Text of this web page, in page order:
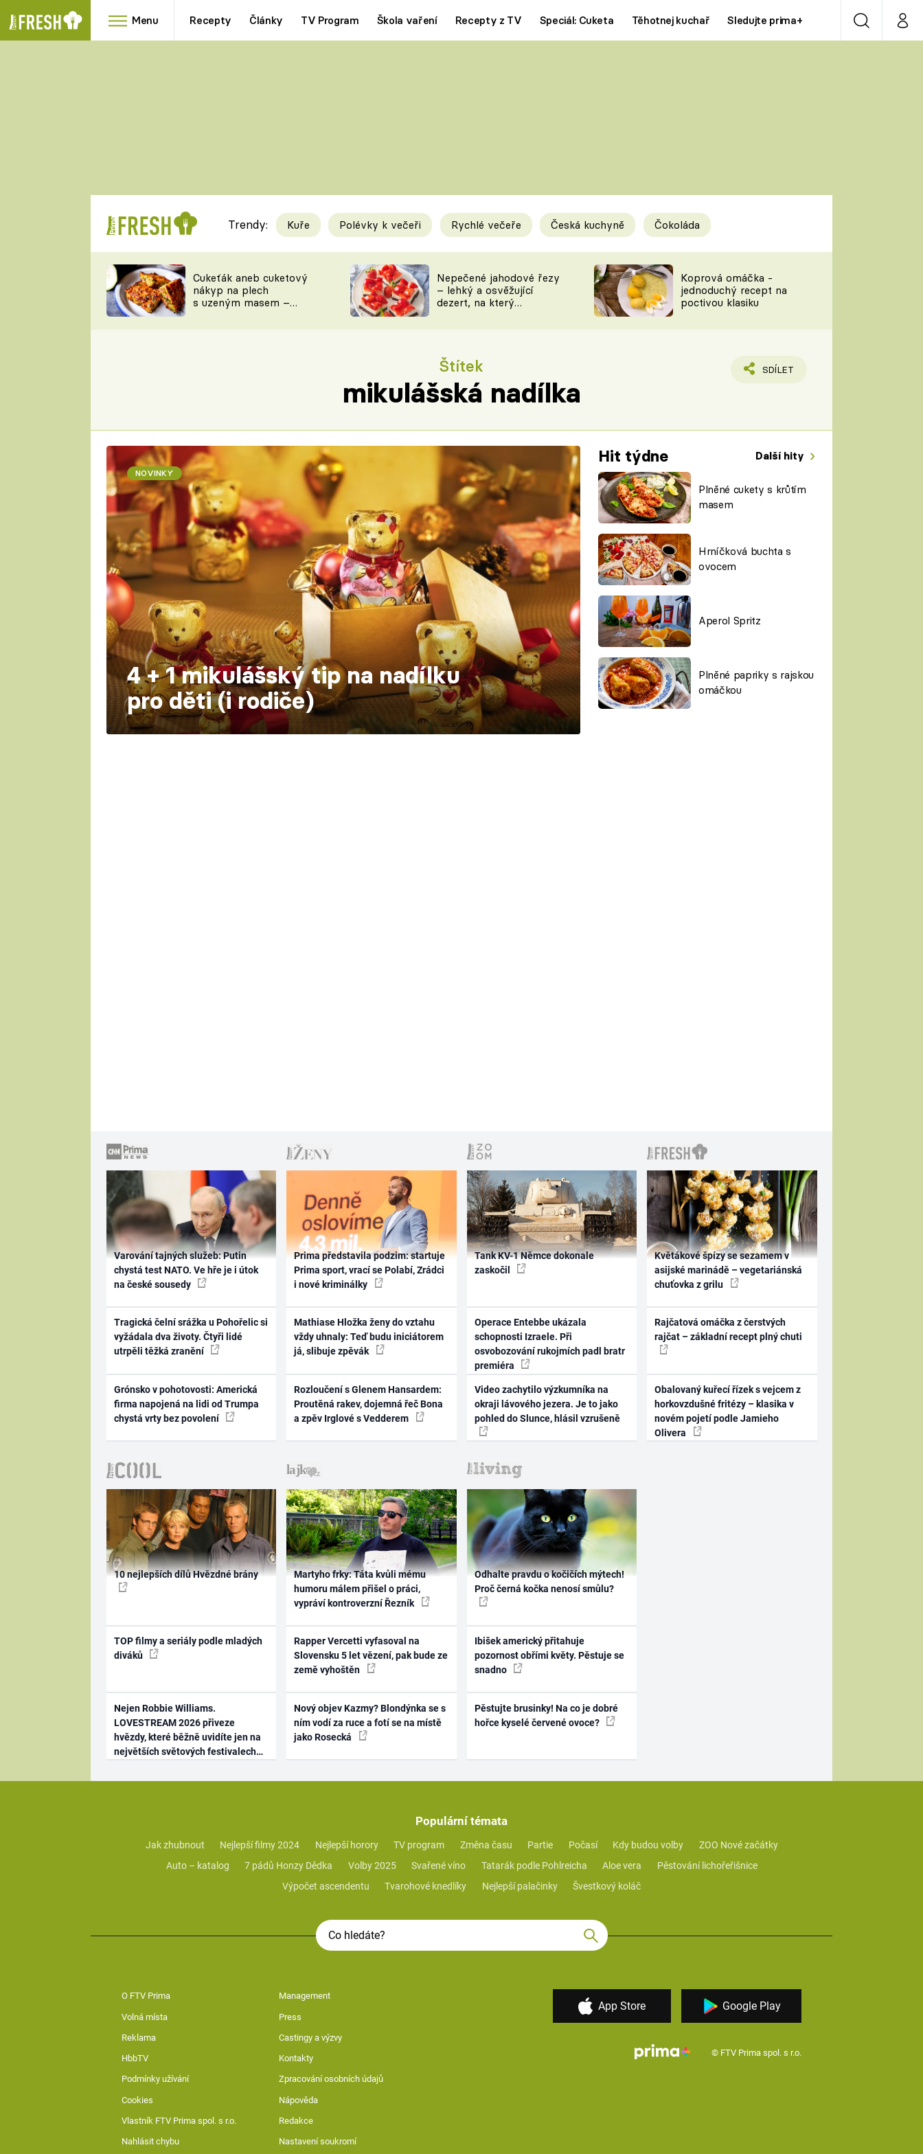
Menu Recepty Články TV Program Škola vaření Recepty z TV Speciál: Cuketa Těhotnej kuchař Sledujte prima+ VyhledáváníMůj
RYCHLOVKY
Videorecepty
TEĎ VAŘÍ ŠÉF!
Tipy a triky
KAM ZA JÍDLEM
NA NÁKUPECH
Novinky
ŠÉFREDAKTORKY
Prima LAJK
Sledujte nás
Trendy: Kuře Polévky k večeři Rychlé večeře Česká kuchyně Čokoláda
Cukeťák aneb cuketový
nákyp na plech
s uzeným masem –
Nepečené jahodové řezy
– lehký a osvěžující
dezert, na který
Koprová omáčka -
jednoduchý recept na
poctivou klasiku
Štítek
mikulášská nadílka
SDÍLET
Hit týdne Další hity
Plněné cukety s krůtím
masem
Hrníčková buchta s
ovocem
Aperol Spritz
Plněné papriky s rajskou
omáčkou
NOVINKY
4 + 1 mikulášský tip na nadílku
pro děti (i rodiče)
Varování tajných služeb: Putin
chystá test NATO. Ve hře je i útok
na české sousedy
Tragická čelní srážka u Pohořelic si
vyžádala dva životy. Čtyři lidé
utrpěli těžká zranění
Grónsko v pohotovosti: Americká
firma napojená na lidi od Trumpa
chystá vrty bez povolení
Prima představila podzim: startuje
Prima sport, vrací se Polabí, Zrádci
i nové kriminálky
Mathiase Hložka ženy do vztahu
vždy uhnaly: Teď budu iniciátorem
já, slibuje zpěvák
Rozloučení s Glenem Hansardem:
Proutěná rakev, dojemná řeč Bona
a zpěv Irglové s Vedderem
Tank KV-1 Němce dokonale
zaskočil
Operace Entebbe ukázala
schopnosti Izraele. Při
osvobozování rukojmích padl bratr
premiéra
Video zachytilo výzkumníka na
okraji lávového jezera. Je to jako
pohled do Slunce, hlásil vzrušeně
Květákové špízy se sezamem v
asijské marinádě – vegetariánská
chuťovka z grilu
Rajčatová omáčka z čerstvých
rajčat – základní recept plný chuti
Obalovaný kuřecí řízek s vejcem z
horkovzdušné fritézy – klasika v
novém pojetí podle Jamieho
Olivera
10 nejlepších dílů Hvězdné brány
TOP filmy a seriály podle mladých
diváků
Nejen Robbie Williams.
LOVESTREAM 2026 přiveze
hvězdy, které běžně uvidíte jen na
největších světových festivalech
Martyho frky: Táta kvůli mému
humoru málem přišel o práci,
vypráví kontroverzní Řezník
Rapper Vercetti vyfasoval na
Slovensku 5 let vězení, pak bude ze
země vyhoštěn
Nový objev Kazmy? Blondýnka se s
ním vodí za ruce a fotí se na místě
jako Rosecká
Odhalte pravdu o kočičích mýtech!
Proč černá kočka nenosí smůlu?
Ibišek americký přitahuje
pozornost obřími květy. Pěstuje se
snadno
Pěstujte brusinky! Na co je dobré
hořce kyselé červené ovoce?
Populární témata
Jak zhubnout Nejlepší filmy 2024 Nejlepší horory TV program Změna času Partie Počasí Kdy budou volby
ZOO Nové začátky
Auto – katalog
7 pádů Honzy Dědka Volby 2025 Svařené víno Tatarák podle Pohlreicha Aloe vera
Pěstování lichořeřišnice
Výpočet ascendentu
Tvarohové knedlíky Nejlepší palačinky Švestkový koláč
O FTV Prima Management
Volná místa Press
Reklama Castingy a výzvy
HbbTV Kontakty
Podmínky užívání Zpracování osobních údajů
Cookies Nápověda
Vlastník FTV Prima spol. s r.o. Redakce
Nahlásit chybu Nastavení soukromí
App Store Google Play
© FTV Prima spol. s r.o.